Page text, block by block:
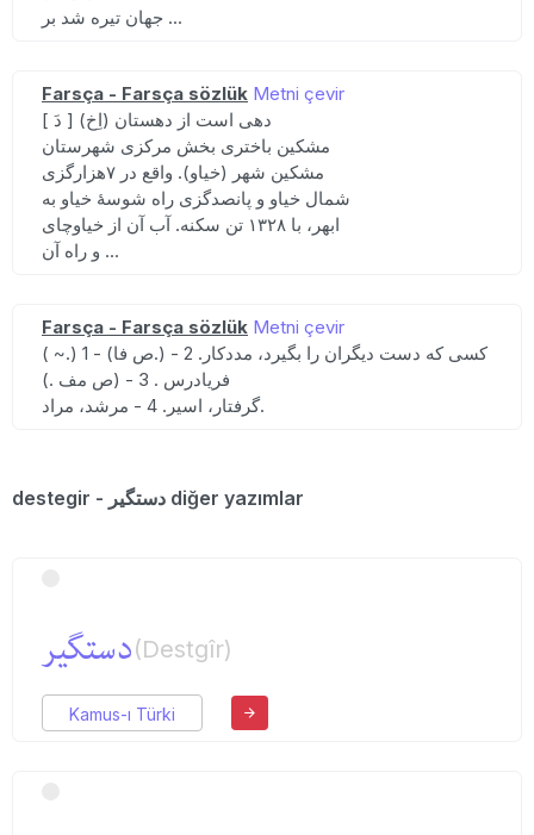
جهان تیره شد بر ...
Farsça - Farsça sözlük Metni çevir
[ دَ ] (اِخ) دهی است از دهستان
مشکین باختری بخش مرکزی شهرستان
مشکین شهر (خیاو). واقع در ۷هزارگزی
شمال خیاو و پانصدگزی راه شوسهٔ خیاو به
ابهر، با ۱۳۲۸ تن سکنه. آب آن از خیاوچای
و راه آن ...
Farsça - Farsça sözlük Metni çevir
( ~.) 1 - (ص فا.) کسی که دست دیگران را بگیرد، مددکار. 2 -
فریادرس . 3 - (ص مف .)
گرفتار، اسیر. 4 - مرشد، مراد.
destegir - دستگیر diğer yazımlar
دستگیر(Destgîr)
Kamus-ı Türki